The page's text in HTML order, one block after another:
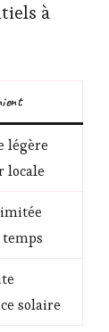
à
légère
locale
solaire